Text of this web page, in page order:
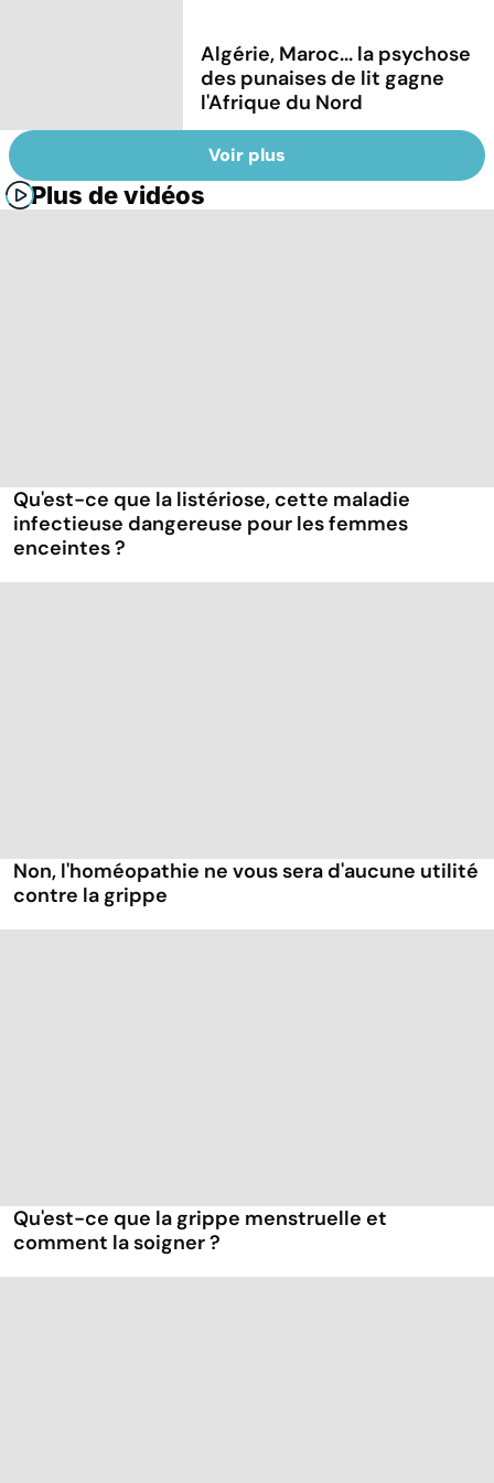
Algérie, Maroc... la psychose
des punaises de lit gagne
l'Afrique du Nord
Voir plus
Plus de vidéos
Qu'est-ce que la listériose, cette maladie
infectieuse dangereuse pour les femmes
enceintes ?
Non, l'homéopathie ne vous sera d'aucune utilité
contre la grippe
Qu'est-ce que la grippe menstruelle et
comment la soigner ?